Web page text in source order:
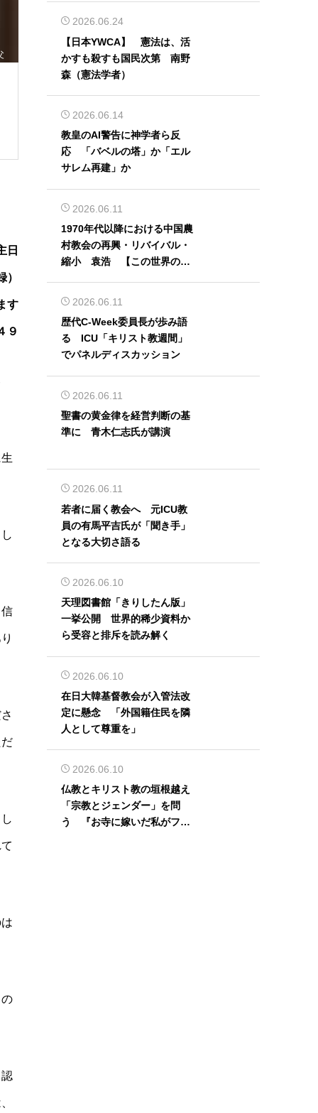
日
す
９
2026.06.24
【日本YWCA】 憲法は、活
かすも殺すも国民次第 南野
森（憲法学者）
2026.06.14
教皇のAI警告に神学者ら反
応 「バベルの塔」か「エル
サレム再建」か
2026.06.11
1970年代以降における中国農
村教会の再興・リバイバル・
縮小 袁浩 【この世界の片
2026.06.11
歴代C-Week委員長が歩み語
る ICU「キリスト教週間」
でパネルディスカッション
2026.06.11
聖書の黄金律を経営判断の基
準に 青木仁志氏が講演
2026.06.11
若者に届く教会へ 元ICU教
員の有馬平吉氏が「聞き手」
となる大切さ語る
2026.06.10
天理図書館「きりしたん版」
一挙公開 世界的稀少資料か
ら受容と排斥を読み解く
2026.06.10
在日大韓基督教会が入管法改
定に懸念 「外国籍住民を隣
人として尊重を」
2026.06.10
仏教とキリスト教の垣根越え
「宗教とジェンダー」を問
う 『お寺に嫁いだ私がフェ